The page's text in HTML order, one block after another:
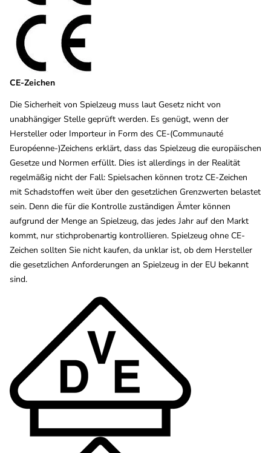
CE-Zeichen
Die Sicherheit von Spielzeug muss laut Gesetz nicht von
unabhängiger Stelle geprüft werden. Es genügt, wenn der
Hersteller oder Importeur in Form des CE-(Communauté
Européenne-)Zeichens erklärt, dass das Spielzeug die europäischen
Gesetze und Normen erfüllt. Dies ist allerdings in der Realität
regelmäßig nicht der Fall: Spielsachen können trotz CE-Zeichen
mit Schadstoffen weit über den gesetzlichen Grenzwerten belastet
sein. Denn die für die Kontrolle zuständigen Ämter können
aufgrund der Menge an Spielzeug, das jedes Jahr auf den Markt
kommt, nur stichprobenartig kontrollieren. Spielzeug ohne CE-
Zeichen sollten Sie nicht kaufen, da unklar ist, ob dem Hersteller
die gesetzlichen Anforderungen an Spielzeug in der EU bekannt
sind.